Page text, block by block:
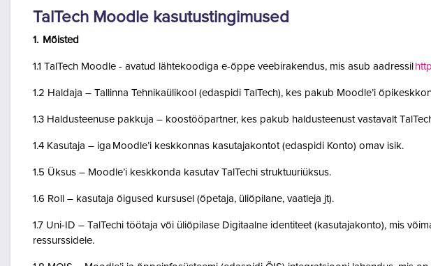
TalTech Moodle kasutustingimused
1. Mõisted
1.1 TalTech Moodle - avatud lähtekoodiga e-õppe veebirakendus, mis asub aadressil
1.2 Haldaja – Tallinna Tehnikaülikool (edaspidi TalTech), kes pakub Moodle’i
1.3 Haldusteenuse pakkuja – koostööpartner, kes pakub haldusteenust vastavalt
1.4 Kasutaja – iga Moodle’i keskkonnas kasutajakontot (edaspidi Konto) omav isik.
1.5 Üksus – Moodle’i keskkonda kasutav TalTechi struktuuriüksus.
1.6 Roll – kasutaja õigused kursusel (õpetaja, üliõpilane, vaatleja jt).
1.7 Uni-ID – TalTechi töötaja või üliõpilase Digitaalne identiteet (kasutajakonto), mis
ressurssidele.